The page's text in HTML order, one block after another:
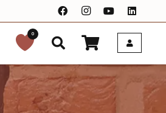
0